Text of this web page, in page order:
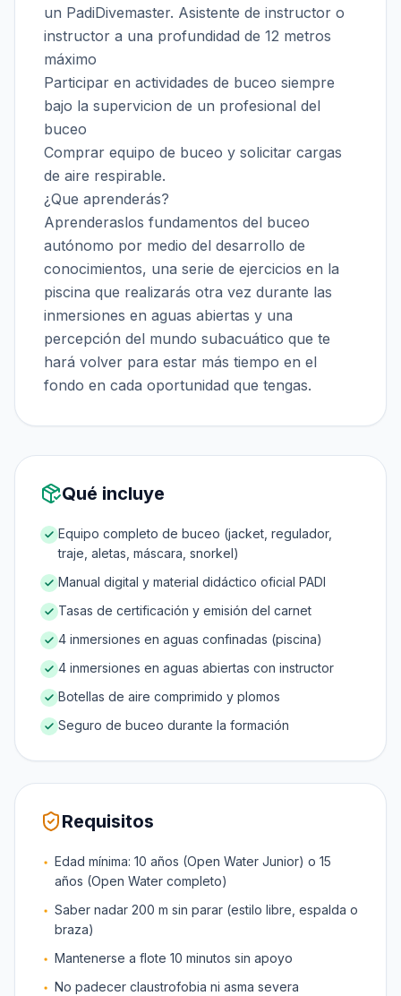
un PadiDivemaster. Asistente de instructor o
instructor a una profundidad de 12 metros
máximo
Participar en actividades de buceo siempre
bajo la supervicion de un profesional del
buceo
Comprar equipo de buceo y solicitar cargas
de aire respirable.
¿Que aprenderás?
Aprenderaslos fundamentos del buceo
autónomo por medio del desarrollo de
conocimientos, una serie de ejercicios en la
piscina que realizarás otra vez durante las
inmersiones en aguas abiertas y una
percepción del mundo subacuático que te
hará volver para estar más tiempo en el
fondo en cada oportunidad que tengas.
Qué incluye
Equipo completo de buceo (jacket, regulador,
traje, aletas, máscara, snorkel)
Manual digital y material didáctico oficial PADI
Tasas de certificación y emisión del carnet
4 inmersiones en aguas confinadas (piscina)
4 inmersiones en aguas abiertas con instructor
Botellas de aire comprimido y plomos
Seguro de buceo durante la formación
Requisitos
Edad mínima: 10 años (Open Water Junior) o 15
años (Open Water completo)
Saber nadar 200 m sin parar (estilo libre, espalda o
braza)
Mantenerse a flote 10 minutos sin apoyo
No padecer claustrofobia ni asma severa